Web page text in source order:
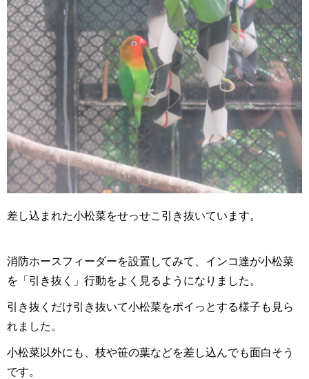
差し込まれた小松菜をせっせこ引き抜いています。
消防ホースフィーダーを設置してみて、インコ達が小松菜
を「引き抜く」行動をよく見るようになりました。
引き抜くだけ引き抜いて小松菜をポイっとする様子も見ら
れました。
小松菜以外にも、枝や笹の葉などを差し込んでも面白そう
です。